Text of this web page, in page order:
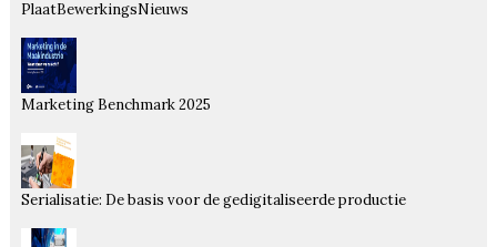
PlaatBewerkingsNieuws
Marketing Benchmark 2025
Serialisatie: De basis voor de gedigitaliseerde productie